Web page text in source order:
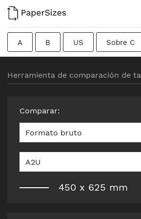
A B US Sobre C
Formato bruto Canadiense
Herramienta de comparación de
Comparar:
Formato bruto
A2U
450 x 625 mm